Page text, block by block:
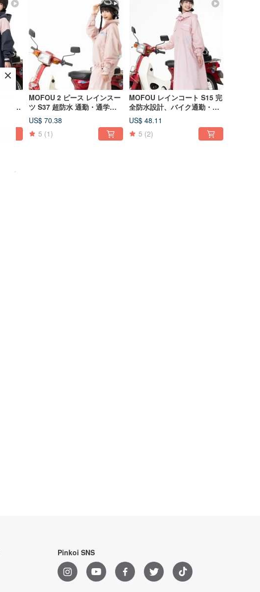
プン
S34
MOFOU 2 ピース レインスー
ツ S37 超防水 通勤・通学向
け 豪雨対応レインウェア
US$ 70.38
5 (1)
MOFOU レインコート S15 完
全防水設計、バイク通勤・通
学の雨の日も安心の一体型
US$ 48.11
5 (2)
Pinkoi SNS